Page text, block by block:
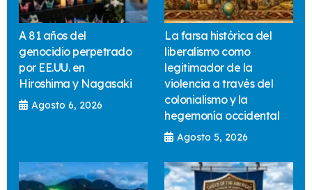
A 81 años del
genocidio perpetrado
por EE.UU. en
Hiroshima y Nagasaki
Agosto 6, 2026
La farsa histórica del
liberalismo como
legitimador de la
violencia a través del
colonialismo y la
hegemonía occidental
Agosto 5, 2026